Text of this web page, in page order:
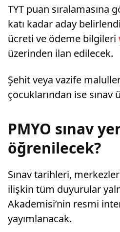
TYT puan sıralamasına
katı kadar aday
ücreti ve ödeme bilgileri
üzerinden ilan edilecek.
Şehit veya vazife
çocuklarından ise sınav
PMYO sınav
öğrenilecek?
Sınav tarihleri,
ilişkin tüm duyurular
Akademisi’nin resmi
yayımlanacak.